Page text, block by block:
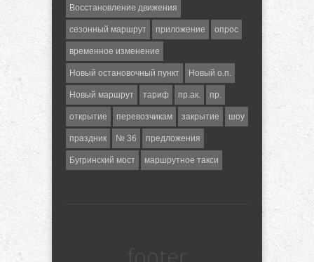
Восстановление движения
сезонный маршрут приложение опрос
временное изменение
Новый остановочный пункт Новый о.п.
Новый маршрут тариф пр.ак. пр.
открытие перевозчикам закрытие шоу
праздник № 36 предложения
Бугринский мост маршрутное такси
footer